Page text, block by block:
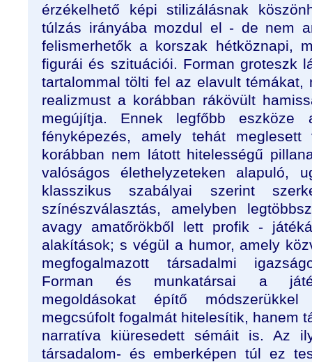
érzékelhető képi stilizálásnak
túlzás irányába mozdul el - de nem
felismerhetők a korszak hétköznapi,
figurái és szituációi. Forman groteszk
tartalommal tölti fel az elavult témákat,
realizmust a korábban rákövült
megújítja. Ennek legfőbb
fényképezés, amely tehát meglesett
korábban nem látott hitelességű
valóságos élethelyzeteken alapuló,
klasszikus szabályai szerint
színészválasztás, amelyben
avagy amatőrökből lett profik -
alakítások; s végül a humor, amely
megfogalmazott társadalmi
Forman és munkatársai a
megoldásokat építő
megcsúfolt fogalmát hitelesítik, hanem
narratíva kiüresedett sémáit is. Az
társadalom- és emberképen túl ez